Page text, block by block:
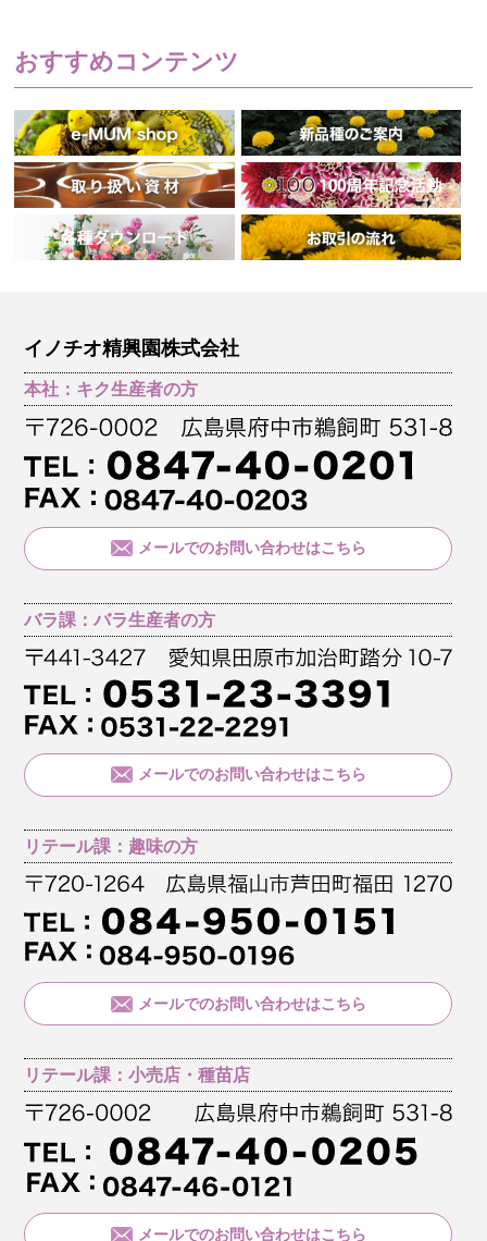
おすすめコンテンツ
イノチオ精興園株式会社
本社：キク生産者の方
メールでのお問い合わせはこちら
バラ課：バラ生産者の方
メールでのお問い合わせはこちら
リテール課：趣味の方
メールでのお問い合わせはこちら
リテール課：小売店・種苗店
メールでのお問い合わせはこちら